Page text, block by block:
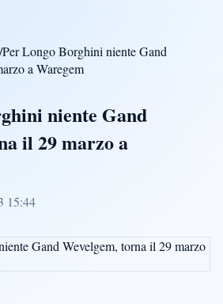
/Per Longo Borghini niente Gand
a Waregem
niente Gand
il 29 marzo a
15:44